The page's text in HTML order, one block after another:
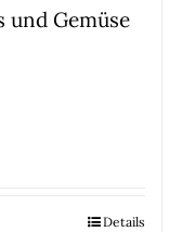
und Gemüse
Details